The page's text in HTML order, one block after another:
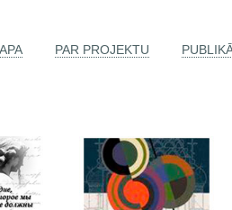
PAR PROJEKTU